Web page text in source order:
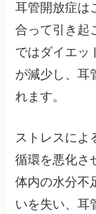
耳管開放症は
合って引き起
ではダイエッ
が減少し、耳
れます。
ストレスによ
循環を悪化さ
体内の水分不
いを失い、耳